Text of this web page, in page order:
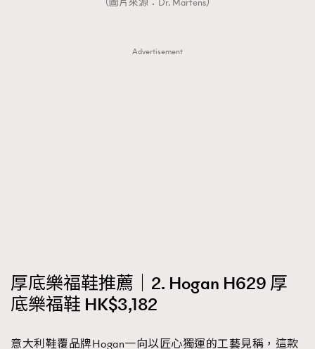
（圖片來源：Dr. Martens）
Advertisement
厚底樂福鞋推薦｜2. Hogan H629 厚
底樂福鞋 HK$3,182
意大利鞋覆品牌Hogan一向以匠心獨運的工藝見稱，這款